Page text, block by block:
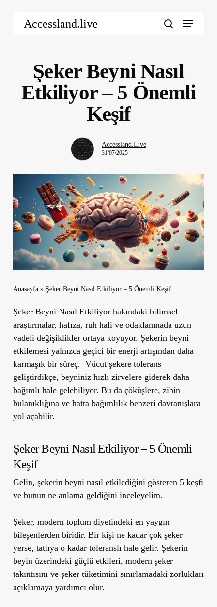
Accessland.live Menu
Şeker Beyni Nasıl
Etkiliyor – 5 Önemli
Keşif
Accessland.Live
31/07/2025
Anasayfa» Şeker Beyni Nasıl Etkiliyor – 5 Önemli Keşif
Şeker Beyni Nasıl Etkiliyor hakındaki bilimsel
araştırmalar, hafıza, ruh hali ve odaklanmada uzun
vadeli değişiklikler ortaya koyuyor. Şekerin beyni
etkilemesi yalnızca geçici bir enerji artışından daha
karmaşık bir süreç. Vücut şekere tolerans
geliştirdikçe, beyniniz hızlı zirvelere giderek daha
bağımlı hale gelebiliyor. Bu da çöküşlere, zihin
bulanıklığına ve hatta bağımlılık benzeri davranışlara
yol açabilir.
Şeker Beyni Nasıl Etkiliyor – 5 Önemli
Keşif
Gelin, şekerin beyni nasıl etkilediğini gösteren 5 keşfi
ve bunun ne anlama geldiğini inceleyelim.
Şeker, modern toplum diyetindeki en yaygın
bileşenlerden biridir. Bir kişi ne kadar çok şeker
yerse, tatlıya o kadar toleranslı hale gelir. Şekerin
beyin üzerindeki güçlü etkileri, modern şeker
takıntısını ve şeker tüketimini sınırlamadaki zorlukları
açıklamaya yardımcı olur.